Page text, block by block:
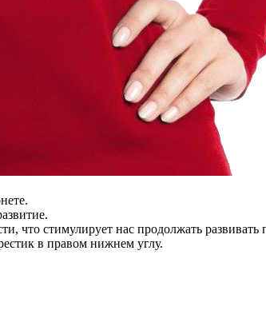
что стимулирует нас продолжать
в правом нижнем углу.